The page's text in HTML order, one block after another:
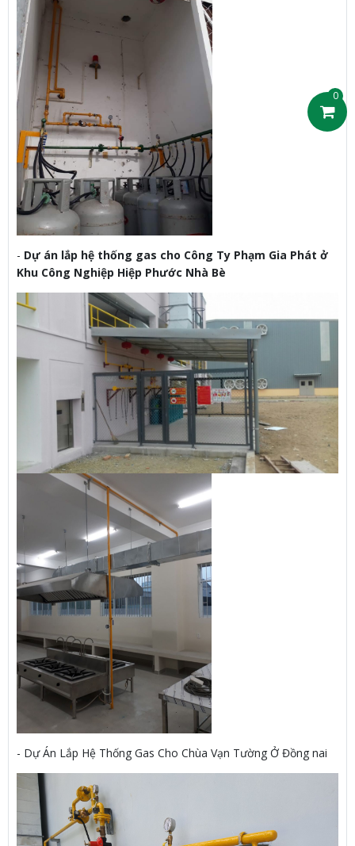
0
- Dự án lắp hệ thống gas cho Công Ty Phạm Gia Phát ở
Khu Công Nghiệp Hiệp Phước Nhà Bè
- Dự Án Lắp Hệ Thống Gas Cho Chùa Vạn Tường Ở Đồng nai